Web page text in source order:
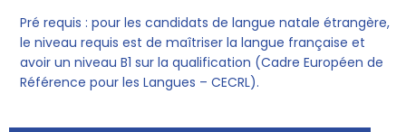
Pré requis : pour les candidats de langue natale étrangère,
le niveau requis est de maîtriser la langue française et
avoir un niveau B1 sur la qualification (Cadre Européen de
Référence pour les Langues – CECRL).